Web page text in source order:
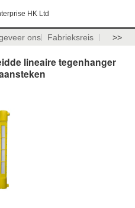
HK Ltd
ons Fabrieksreis >>
lineaire tegenhanger